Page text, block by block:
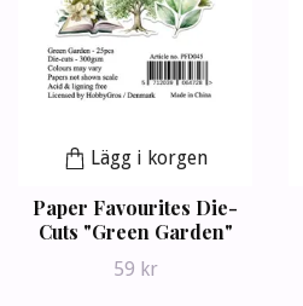
Lägg i korgen
Paper Favourites Die-
Cuts "Green Garden"
59 kr